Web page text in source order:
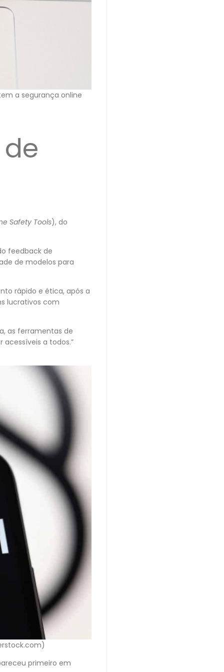
a segurança online
Safety Tools), do
feedback de
de modelos para
rápido e ética, após a
lucrativos com
as ferramentas de
a todos.”
primeiro em